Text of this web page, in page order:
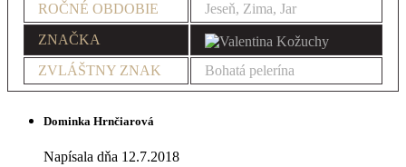
ROČNÉ OBDOBIE
Jeseň, Zima, Jar
ZNAČKA
ZVLÁŠTNY ZNAK
Bohatá pelerína
Dominka Hrnčiarová
Napísala dňa 12.7.2018